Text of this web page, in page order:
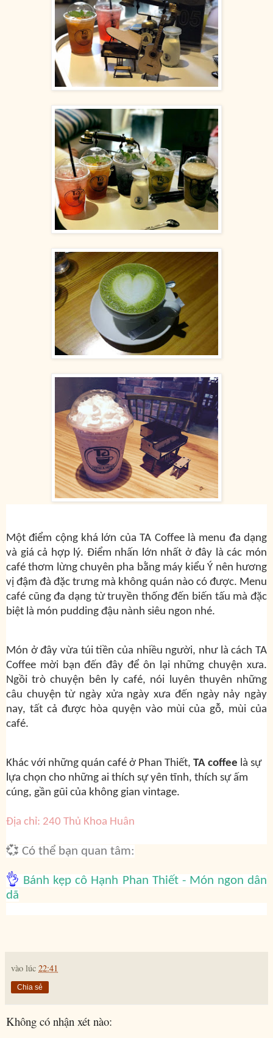
Một điểm cộng khá lớn của TA Coffee là menu đa dạng
và giá cả hợp lý. Điểm nhấn lớn nhất ở đây là các món
café thơm lừng chuyên pha bằng máy kiểu Ý nên hương
vị đậm đà đặc trưng mà không quán nào có được. Menu
café cũng đa dạng từ truyền thống đến biến tấu mà đặc
biệt là món pudding đậu nành siêu ngon nhé.
Món ở đây vừa túi tiền của nhiều người, như là cách TA
Coffee mời bạn đến đây để ôn lại những chuyện xưa.
Ngồi trò chuyện bên ly café, nói luyên thuyên những
câu chuyện từ ngày xửa ngày xưa đến ngày nảy ngày
nay, tất cả được hòa quyện vào mùi của gỗ, mùi của
café.
Khác với những quán café ở Phan Thiết, TA coffee là sự
lựa chọn cho những ai thích sự yên tĩnh, thích sự ấm
cúng, gần gũi của không gian vintage.
Địa chỉ: 240 Thủ Khoa Huân
💞 Có thể bạn quan tâm:
👌 Bánh kẹp cô Hạnh Phan Thiết - Món ngon dân
dã
vào lúc 22:41
Chia sẻ
Không có nhận xét nào: